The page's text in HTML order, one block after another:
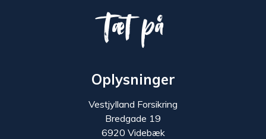
Tæt på
Oplysninger
Vestjylland Forsikring
Bredgade 19
6920 Videbæk